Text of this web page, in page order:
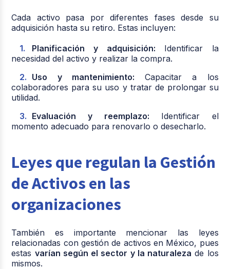
Cada activo pasa por diferentes fases desde su
adquisición hasta su retiro. Estas incluyen:
Planificación y adquisición: Identificar la
necesidad del activo y realizar la compra.
Uso y mantenimiento: Capacitar a los
colaboradores para su uso y tratar de prolongar su
utilidad.
Evaluación y reemplazo: Identificar el
momento adecuado para renovarlo o desecharlo.
Leyes que regulan la Gestión
de Activos en las
organizaciones
​También es importante mencionar las leyes
relacionadas con gestión de activos en México, pues
estas varían según el sector y la naturaleza de los
mismos.